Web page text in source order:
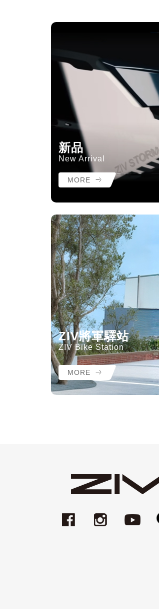
新品
New Arrival
MORE
ZIV將軍驛站
ZIV Bike Station
MORE